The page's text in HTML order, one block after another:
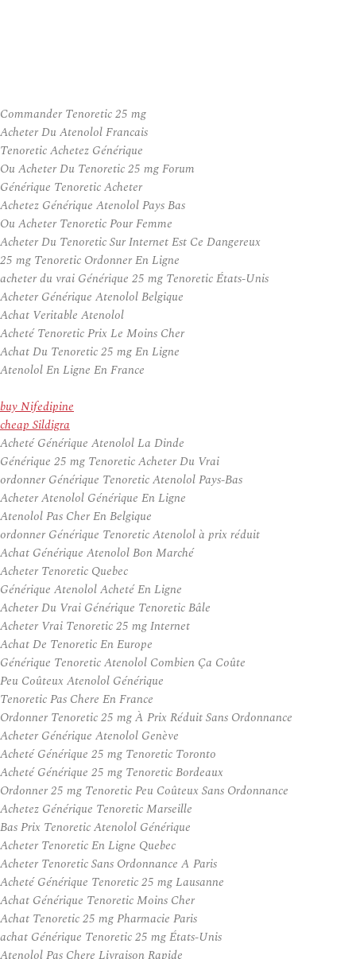
Commander Tenoretic 25 mg
Acheter Du Atenolol Francais
Tenoretic Achetez Générique
Ou Acheter Du Tenoretic 25 mg Forum
Générique Tenoretic Acheter
Achetez Générique Atenolol Pays Bas
Ou Acheter Tenoretic Pour Femme
Acheter Du Tenoretic Sur Internet Est Ce Dangereux
25 mg Tenoretic Ordonner En Ligne
acheter du vrai Générique 25 mg Tenoretic États-Unis
Acheter Générique Atenolol Belgique
Achat Veritable Atenolol
Acheté Tenoretic Prix Le Moins Cher
Achat Du Tenoretic 25 mg En Ligne
Atenolol En Ligne En France
buy Nifedipine
cheap Sildigra
Acheté Générique Atenolol La Dinde
Générique 25 mg Tenoretic Acheter Du Vrai
ordonner Générique Tenoretic Atenolol Pays-Bas
Acheter Atenolol Générique En Ligne
Atenolol Pas Cher En Belgique
ordonner Générique Tenoretic Atenolol à prix réduit
Achat Générique Atenolol Bon Marché
Acheter Tenoretic Quebec
Générique Atenolol Acheté En Ligne
Acheter Du Vrai Générique Tenoretic Bâle
Acheter Vrai Tenoretic 25 mg Internet
Achat De Tenoretic En Europe
Générique Tenoretic Atenolol Combien Ça Coûte
Peu Coûteux Atenolol Générique
Tenoretic Pas Chere En France
Ordonner Tenoretic 25 mg À Prix Réduit Sans Ordonnance
Acheter Générique Atenolol Genève
Acheté Générique 25 mg Tenoretic Toronto
Acheté Générique 25 mg Tenoretic Bordeaux
Ordonner 25 mg Tenoretic Peu Coûteux Sans Ordonnance
Achetez Générique Tenoretic Marseille
Bas Prix Tenoretic Atenolol Générique
Acheter Tenoretic En Ligne Quebec
Acheter Tenoretic Sans Ordonnance A Paris
Acheté Générique Tenoretic 25 mg Lausanne
Achat Générique Tenoretic Moins Cher
Achat Tenoretic 25 mg Pharmacie Paris
achat Générique Tenoretic 25 mg États-Unis